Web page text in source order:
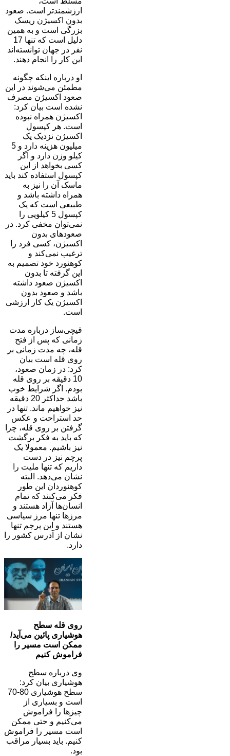
ارزشمندتر است. صعود
بدون اکسیژن ریسک
بزرگی است و به همین
دلیل است که تنها 17
نفر در جهان توانسته‌اند
این کار را انجام دهند.
او درباره اینکه چگونه
مطمئن می‌شوند در این
صعود اکسیژن مصرف
نشده است بیان کرد:
اکسیژن همراه نبوده
است. هر کپسول
اکسیژن نزدیک یک
میلیون هزینه دارد و 5
کیلو وزن دارد و اگر
کسی بخواهد از این
کپسول استفاده کند باید
ماسک آن را نیز به
همراه داشته باشد و
طبیعی است که یک
کپسول 5 کیلویی را
نمی‌توان مخفی کرد. در
صعودهای بدون
اکسیژن، کسی فرد را
ترغیب نمی‌کند و
کوهنورد خود تصمیم به
این گرفته تا بدون
اکسیژن صعود داشته
باشد و صعود بدون
اکسیژن یک کار ارزشی
است.
قیچی‌ساز درباره مدت
زمانی که پس از فتح
قله، چه مدت زمانی بر
روی قله است بیان
کرد: در زمان صعود،
10 دقیقه بر روی قله
بودم. اگر شرایط خوب
باشد حداکثر 20 دقیقه
نیز خواهیم ماند. تنها در
حد استراحت و عکس
گرفتن بر روی قله، چرا
که باید به فکر برگشت
نیز باشیم. معمولا یک
پرچم نیز در دست
داریم که تنها ملیت را
نشان می‌دهد. البته
کوهنوردان این طور
فکر می‌کنند که تمام
انسان‌ها آزاد هستند و
مرزها تنها مرز سیاسی
هستند و این پرچم تنها
نشان از آدرس کشور را
دارد.
روی قله سطح
هوشیاری پائین می‌آید/
ممکن است مسیر را
فراموش کنیم
وی درباره سطح
هوشیاری بیان کرد:
سطح هوشیاری 80-70
است و بسیاری از
چیزها را فراموش
می‌کنیم و حتی ممکن
است مسیر را فراموش
کنیم. باید بسیار مراقب
بود.